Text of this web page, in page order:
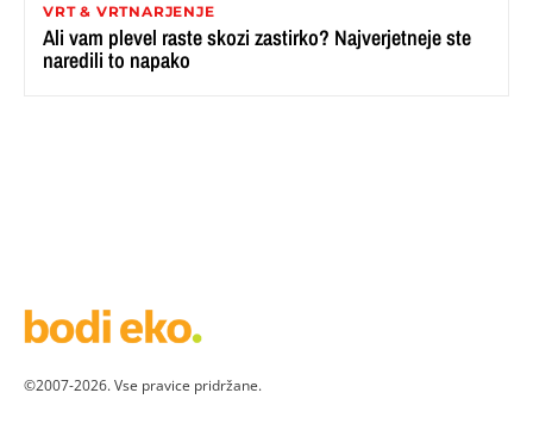
VRT & VRTNARJENJE
Ali vam plevel raste skozi zastirko? Najverjetneje ste
naredili to napako
©2007-2026. Vse pravice pridržane.